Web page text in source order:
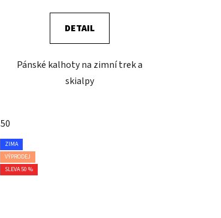
DETAIL
Pánské kalhoty na zimní trek a
skialpy
50
ZIMA
VÝPRODEJ
SLEVA 50 %